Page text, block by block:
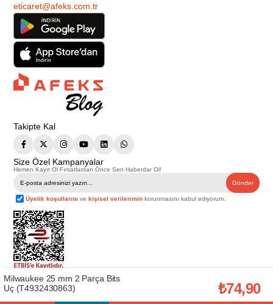
eticaret@afeks.com.tr
Takipte Kal
Size Özel Kampanyalar
Hemen Kayıt Ol Fırsatlardan Önce Sen Haberdar Ol!
Gönder
Üyelik koşullarını vekişisel verilerimin korunmasını kabul ediyorum.
Telif Hakkı © 2026Afeks Yapı Market
. Tüm hakları saklıdır.
Bu web sitesindeki tüm ürünler ticari amaçlıdır. Web sitemizde yer alan
görsel ve yazılı içerikler firmamıza ait olup, firmamızın yazılı izni alınmadan
Milwaukee 25 mm 2 Parça Bits
Uç (T4932430863)
₺74,90